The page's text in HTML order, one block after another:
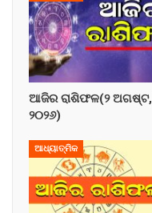
ଆଜିର ରାଶିଫଳ(୨ ଅଗଷ୍ଟ,
୨୦୨୬)
ଆଧ୍ୟାତ୍ମିକ